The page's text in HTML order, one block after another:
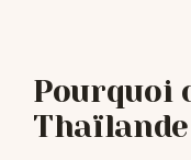
Pourquoi
Thaïlande